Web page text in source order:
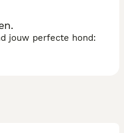
jouw perfecte hond: